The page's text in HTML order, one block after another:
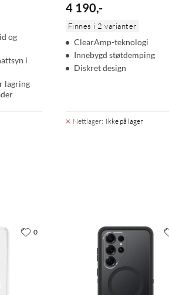
og
i
lagring
4 190,-
Finnes i 2 varianter
ClearAmp-teknologi
Innebygd støtdemping
Diskret design
Nettlager: Ikke på lager
0